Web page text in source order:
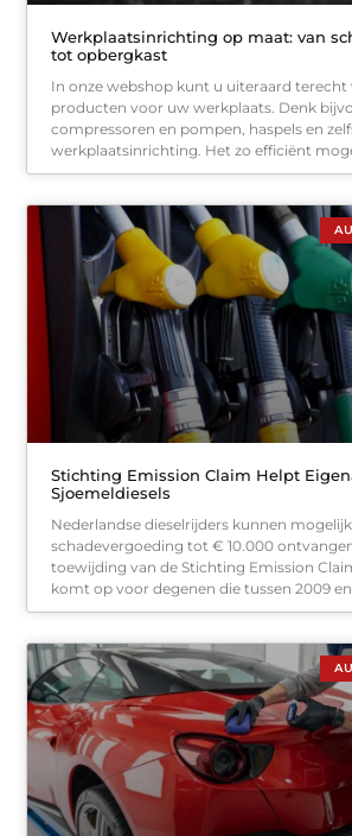
Werkplaatsinrichting op maat: van
tot opbergkast
In onze webshop kunt u uiteraard terecht
producten voor uw werkplaats. Denk
compressoren en pompen, haspels en
werkplaatsinrichting. Het zo efficiënt
Stichting Emission Claim Helpt
Sjoemeldiesels
Nederlandse dieselrijders kunnen
schadevergoeding tot € 10.000
toewijding van de Stichting Emission
komt op voor degenen die tussen 2009 en